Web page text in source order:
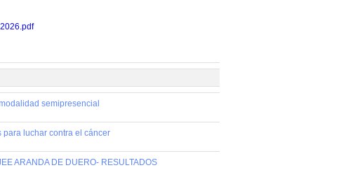
semipresencial
para luchar contra el cáncer
ARANDA DE DUERO- RESULTADOS